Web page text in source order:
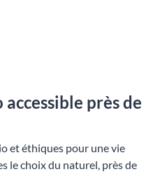
près de
et éthiques pour une vie
le choix du naturel, près de